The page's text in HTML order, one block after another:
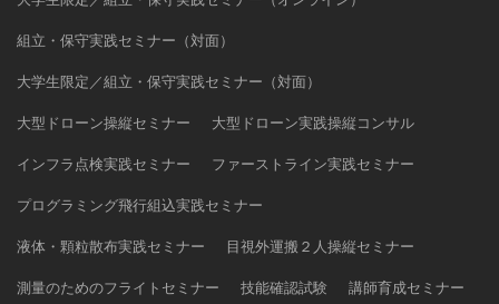
組立・保守実践セミナー（対面）
大学生限定／組立・保守実践セミナー（対面）
大型ドローン操縦セミナー 大型ドローン実践操縦コンサル
インフラ点検実践セミナー ファーストライン実践セミナー
プログラミング飛行組込実践セミナー
液体・顆粒散布実践セミナー 目視外運搬２人操縦セミナー
測量のためのフライトセミナー 技能確認試験 講師育成セミナー